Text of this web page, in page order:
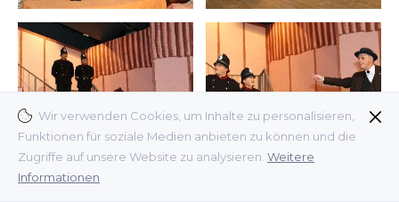
Wir verwenden Cookies, um Inhalte zu personalisieren,
Funktionen für soziale Medien anbieten zu können und die
Zugriffe auf unsere Website zu analysieren. Weitere
Informationen